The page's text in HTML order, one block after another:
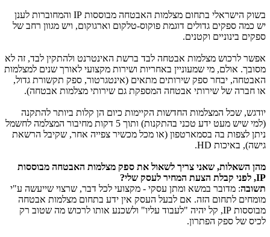
בשוק הישראלי בתחום מצלמות האבטחה מבוססות IP והמחוברות לענן
יש כמה ספקים גדולים דוגמת פוקוס-טלקום וארגוקום, ויש מגוון רחב של
ספקים בינוניים וקטנים.
אפשר לרכוש מצלמות אבטחה לבד ברשת האינטרנט ולהתקין לבד, זה לא
מסובך. אולם, מי שמעוניין באחריות ושירות מקצועי לאורך שנים למצלמות
האבטחה, יבחר ספק שירותים מתאים (אינטגרטור, ספק תקשורת גדול,
או חברה של שירותי אבטחה המספקת גם שירותי מצלמות אבטחה).
יודגש, שכל המצלמות החדשות הקיימות כיום הן קלות ביותר להתקנה
(למי שיש מעט ידע טכני בהתקנות) ותוך 5 דקות מחיבור המצלמה לחשמל
ניתן לצפות בה בסמארטפון (או מכל מכשיר צפייה אחר, שקיבל הרשאת
גישה), באיכות HD
.
מהן השאלות, שאני צריך לשאול את ספק מצלמות האבטחה מבוססות
IP, לפני קבלת הצעת המחיר לעסק שלי?
תשובה: מדובר במשא ומתן עסקי - מקצועי לכל דבר, שרצוי שייעשה ע"י
מומחים לתחום הזה. אם לבעל העסק אין ידע בתחום מצלמות אבטחה
מבוססות IP, קל יהיה "לעבוד עליו" ולשכנע אותו לרכוש מה שטוב רק
לכיס של ספק הפתרון.